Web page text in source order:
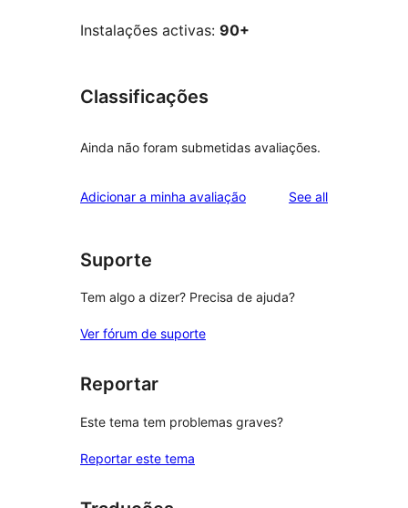
Instalações activas: 90+
Classificações
Ainda não foram submetidas avaliações.
Adicionar a minha avaliação See allreviews
Suporte
Tem algo a dizer? Precisa de ajuda?
Ver fórum de suporte
Reportar
Este tema tem problemas graves?
Reportar este tema